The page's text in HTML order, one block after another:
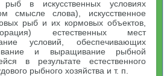
рыб в искусственных условиях
смысле слова), искусственное
рыб и их кормовых объектов,
естественных мест
условий, обеспечивающих
и выращивание рыбной
в результате естественного
рыбного хозяйства и т. п.